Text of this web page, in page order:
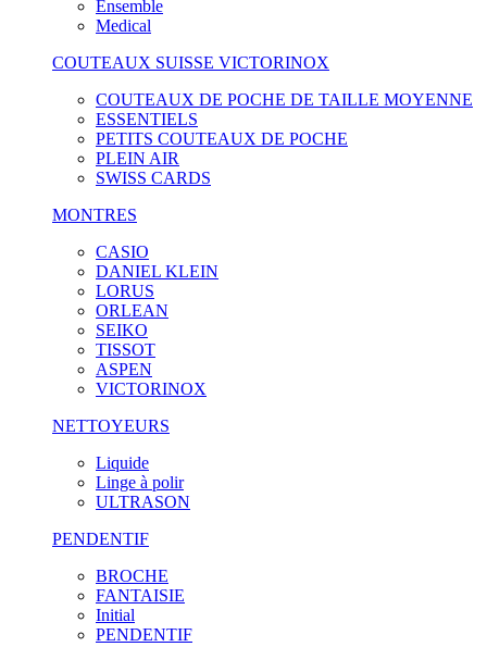
Ensemble
Medical
COUTEAUX SUISSE VICTORINOX
COUTEAUX DE POCHE DE TAILLE MOYENNE
ESSENTIELS
PETITS COUTEAUX DE POCHE
PLEIN AIR
SWISS CARDS
MONTRES
CASIO
DANIEL KLEIN
LORUS
ORLEAN
SEIKO
TISSOT
ASPEN
VICTORINOX
NETTOYEURS
Liquide
Linge à polir
ULTRASON
PENDENTIF
BROCHE
FANTAISIE
Initial
PENDENTIF